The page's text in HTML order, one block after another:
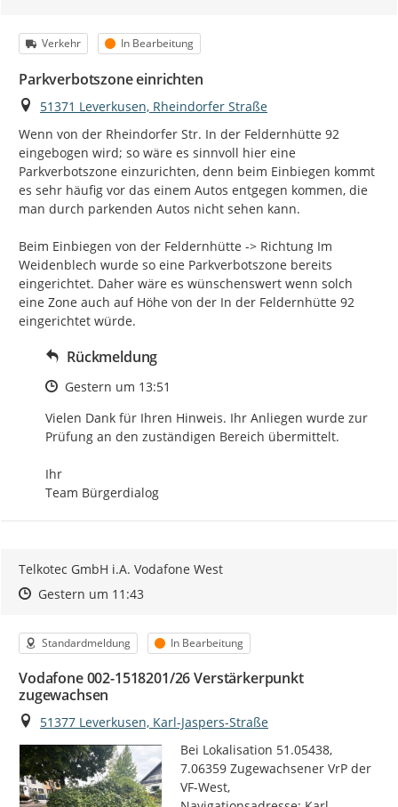
Kategorie
Verkehr Status
In Bearbeitung
Parkverbotszone einrichten
Ort
51371 Leverkusen, Rheindorfer Straße
Wenn von der Rheindorfer Str. In der Feldernhütte 92
eingebogen wird; so wäre es sinnvoll hier eine
Parkverbotszone einzurichten, denn beim Einbiegen kommt
es sehr häufig vor das einem Autos entgegen kommen, die
man durch parkenden Autos nicht sehen kann.
Beim Einbiegen von der Feldernhütte -> Richtung Im
Weidenblech wurde so eine Parkverbotszone bereits
eingerichtet. Daher wäre es wünschenswert wenn solch
eine Zone auch auf Höhe von der In der Feldernhütte 92
eingerichtet würde.
Rückmeldung
Zeitpunkt des Erstellens
Gestern um 13:51
Vielen Dank für Ihren Hinweis. Ihr Anliegen wurde zur
Prüfung an den zuständigen Bereich übermittelt.
Ihr
Team Bürgerdialog
Telkotec GmbH i.A. Vodafone West
Zeitpunkt des Erstellens
Zeitpunkt des Erstellens
Gestern um 11:43Zur Äußerung
Kategorie
Standardmeldung Status
In Bearbeitung
Vodafone 002-1518201/26 Verstärkerpunkt
zugewachsen
Ort
51377 Leverkusen, Karl-Jaspers-Straße
Bei Lokalisation 51.05438,
7.06359 Zugewachsener VrP der
VF-West,